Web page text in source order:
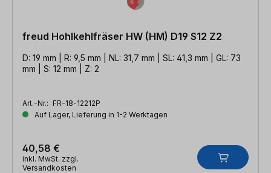
freud Hohlkehlfräser HW (HM) D19 S12 Z2
D: 19 mm | R: 9,5 mm | NL: 31,7 mm | SL: 41,3 mm | GL: 73
mm | S: 12 mm | Z: 2
Art.-Nr.: FR-18-12212P
Auf Lager, Lieferung in 1-2 Werktagen
40,58 €
inkl. MwSt. zzgl.
Versandkosten